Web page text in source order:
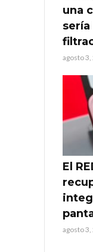
una
sería
agosto
El
agosto